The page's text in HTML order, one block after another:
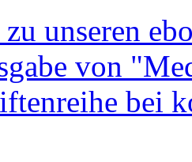
unseren
von
bei